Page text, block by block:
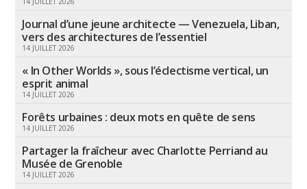
Journal d’une jeune architecte — Venezuela, Liban,
vers des architectures de l’essentiel
14 JUILLET 2026
« In Other Worlds », sous l’éclectisme vertical, un
esprit animal
14 JUILLET 2026
Forêts urbaines : deux mots en quête de sens
14 JUILLET 2026
Partager la fraîcheur avec Charlotte Perriand au
Musée de Grenoble
14 JUILLET 2026